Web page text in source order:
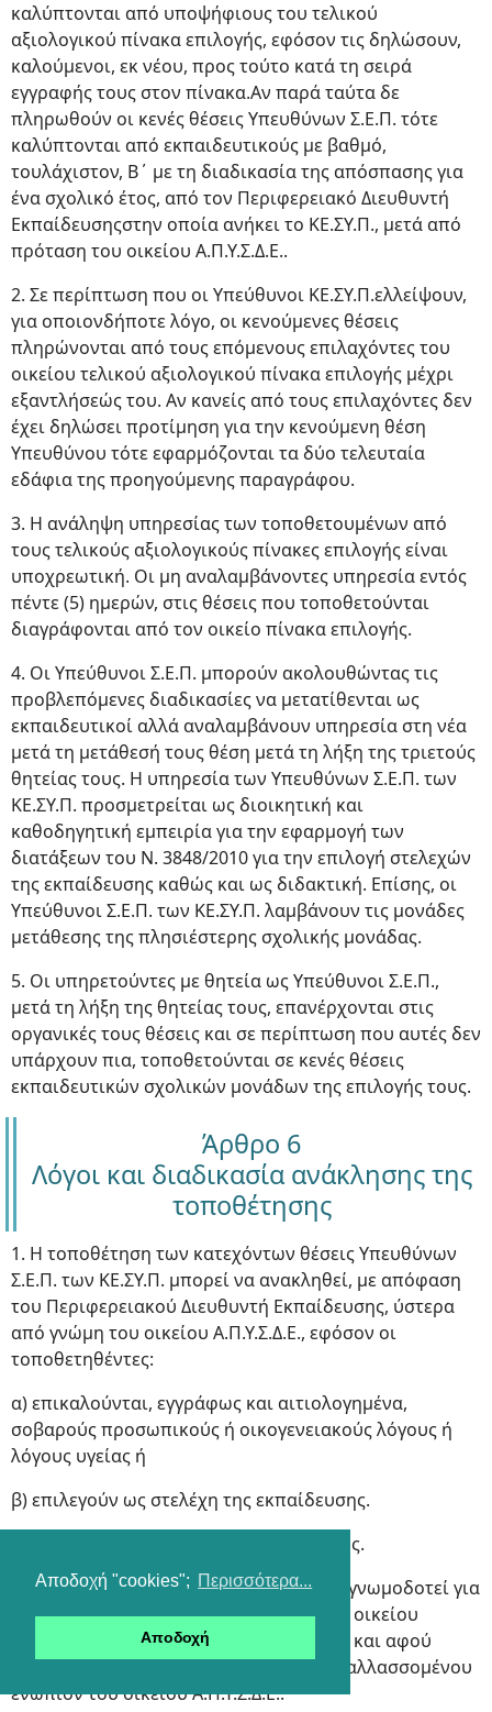
Αποδοχή "cookies"; Περισσότερα...
Αποδοχή
καλύπτονται από υποψήφιους του τελικού
αξιολογικού πίνακα επιλογής, εφόσον τις δηλώσουν,
καλούμενοι, εκ νέου, προς τούτο κατά τη σειρά
εγγραφής τους στον πίνακα.Αν παρά ταύτα δε
πληρωθούν οι κενές θέσεις Υπευθύνων Σ.Ε.Π. τότε
καλύπτονται από εκπαιδευτικούς με βαθμό,
τουλάχιστον, Β΄ με τη διαδικασία της απόσπασης για
ένα σχολικό έτος, από τον Περιφερειακό Διευθυντή
Εκπαίδευσηςστην οποία ανήκει το ΚΕ.ΣΥ.Π., μετά από
πρόταση του οικείου Α.Π.Υ.Σ.Δ.Ε..
2. Σε περίπτωση που οι Υπεύθυνοι ΚΕ.ΣΥ.Π.ελλείψουν,
για οποιονδήποτε λόγο, οι κενούμενες θέσεις
πληρώνονται από τους επόμενους επιλαχόντες του
οικείου τελικού αξιολογικού πίνακα επιλογής μέχρι
εξαντλήσεώς του. Αν κανείς από τους επιλαχόντες δεν
έχει δηλώσει προτίμηση για την κενούμενη θέση
Υπευθύνου τότε εφαρμόζονται τα δύο τελευταία
εδάφια της προηγούμενης παραγράφου.
3. Η ανάληψη υπηρεσίας των τοποθετουμένων από
τους τελικούς αξιολογικούς πίνακες επιλογής είναι
υποχρεωτική. Οι μη αναλαμβάνοντες υπηρεσία εντός
πέντε (5) ημερών, στις θέσεις που τοποθετούνται
διαγράφονται από τον οικείο πίνακα επιλογής.
4. Οι Υπεύθυνοι Σ.Ε.Π. μπορούν ακολουθώντας τις
προβλεπόμενες διαδικασίες να μετατίθενται ως
εκπαιδευτικοί αλλά αναλαμβάνουν υπηρεσία στη νέα
μετά τη μετάθεσή τους θέση μετά τη λήξη της τριετούς
θητείας τους. Η υπηρεσία των Υπευθύνων Σ.Ε.Π. των
ΚΕ.ΣΥ.Π. προσμετρείται ως διοικητική και
καθοδηγητική εμπειρία για την εφαρμογή των
διατάξεων του Ν. 3848/2010 για την επιλογή στελεχών
της εκπαίδευσης καθώς και ως διδακτική. Επίσης, οι
Υπεύθυνοι Σ.Ε.Π. των ΚΕ.ΣΥ.Π. λαμβάνουν τις μονάδες
μετάθεσης της πλησιέστερης σχολικής μονάδας.
5. Οι υπηρετούντες με θητεία ως Υπεύθυνοι Σ.Ε.Π.,
μετά τη λήξη της θητείας τους, επανέρχονται στις
οργανικές τους θέσεις και σε περίπτωση που αυτές δεν
υπάρχουν πια, τοποθετούνται σε κενές θέσεις
εκπαιδευτικών σχολικών μονάδων της επιλογής τους.
Άρθρο 6
Λόγοι και διαδικασία ανάκλησης της
τοποθέτησης
1. Η τοποθέτηση των κατεχόντων θέσεις Υπευθύνων
Σ.Ε.Π. των ΚΕ.ΣΥ.Π. μπορεί να ανακληθεί, με απόφαση
του Περιφερειακού Διευθυντή Εκπαίδευσης, ύστερα
από γνώμη του οικείου Α.Π.Υ.Σ.Δ.Ε., εφόσον οι
τοποθετηθέντες:
α) επικαλούνται, εγγράφως και αιτιολογημένα,
σοβαρούς προσωπικούς ή οικογενειακούς λόγους ή
λόγους υγείας ή
β) επιλεγούν ως στελέχη της εκπαίδευσης.
γ) ασκούν πλημμελώς τα καθήκοντά τους.
Στην περίπτωση γ) το οικείο Α.Π.Υ.Σ.Δ.Ε. γνωμοδοτεί για
την απαλλαγή ύστερα από ερώτημα του οικείου
Περιφερειακού Διευθυντή Εκπαίδευσης και αφού
τηρηθεί η διαδικασία ακρόασης του απαλλασσομένου
ενώπιον του οικείου Α.Π.Υ.Σ.Δ.Ε..